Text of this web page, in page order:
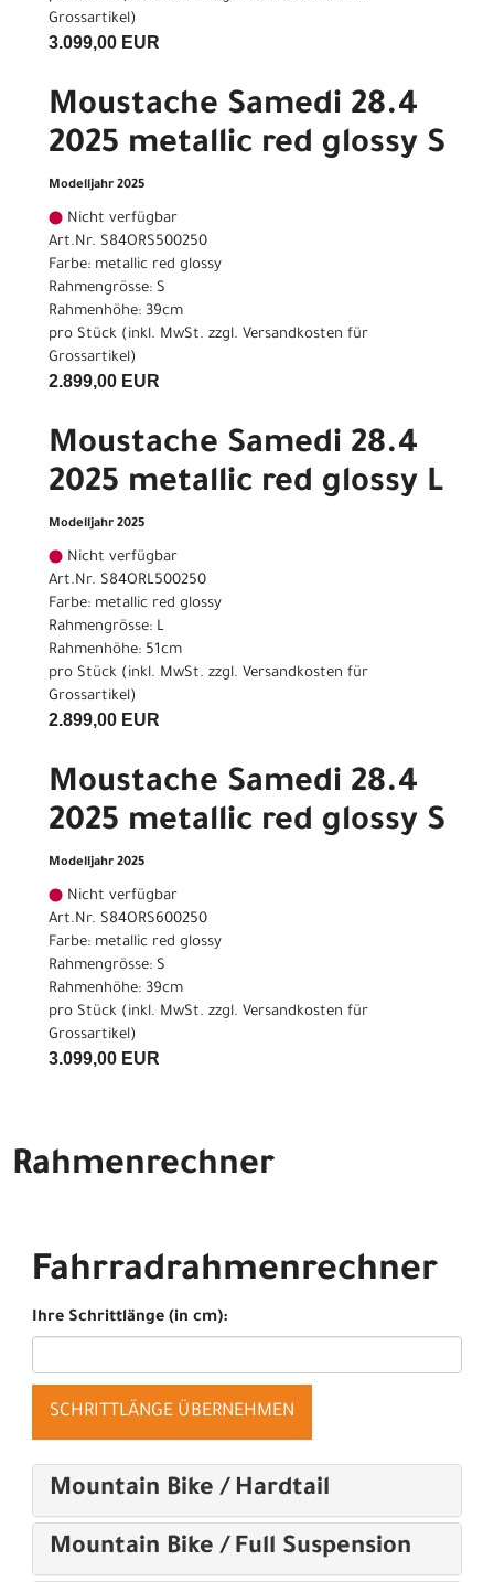
Grossartikel)
3.099,00 EUR
Moustache Samedi 28.4
2025 metallic red glossy S
Modelljahr 2025
Nicht verfügbar
Art.Nr. S84ORS500250
Farbe: metallic red glossy
Rahmengrösse: S
Rahmenhöhe: 39cm
pro Stück (inkl. MwSt. zzgl. Versandkosten für
Grossartikel)
2.899,00 EUR
Moustache Samedi 28.4
2025 metallic red glossy L
Modelljahr 2025
Nicht verfügbar
Art.Nr. S84ORL500250
Farbe: metallic red glossy
Rahmengrösse: L
Rahmenhöhe: 51cm
pro Stück (inkl. MwSt. zzgl. Versandkosten für
Grossartikel)
2.899,00 EUR
Moustache Samedi 28.4
2025 metallic red glossy S
Modelljahr 2025
Nicht verfügbar
Art.Nr. S84ORS600250
Farbe: metallic red glossy
Rahmengrösse: S
Rahmenhöhe: 39cm
pro Stück (inkl. MwSt. zzgl. Versandkosten für
Grossartikel)
3.099,00 EUR
Rahmenrechner
Fahrradrahmenrechner
Ihre Schrittlänge (in cm):
SCHRITTLÄNGE ÜBERNEHMEN
Mountain Bike / Hardtail
Mountain Bike / Full Suspension